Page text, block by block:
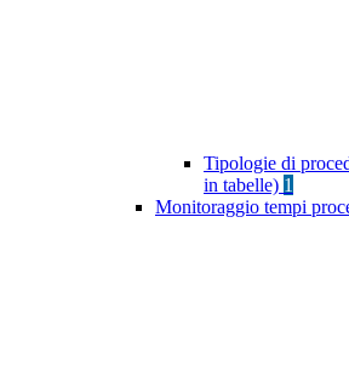
Tipologie di
in tabelle) 1
Monitoraggio tempi